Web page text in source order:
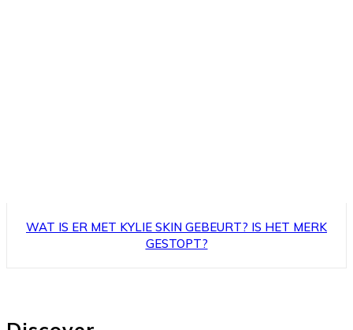
WAT IS ER MET KYLIE SKIN GEBEURT? IS HET MERK
GESTOPT?